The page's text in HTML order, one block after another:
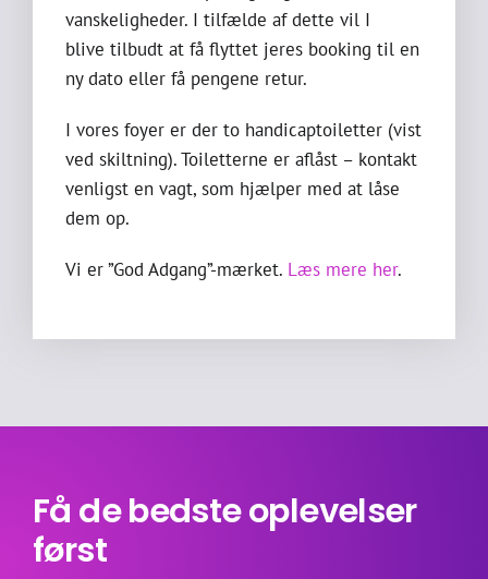
vanskeligheder. I tilfælde af dette vil I
blive tilbudt at få flyttet jeres booking til en
ny dato eller få pengene retur.
I vores foyer er der to handicaptoiletter (vist
ved skiltning). Toiletterne er aflåst – kontakt
venligst en vagt, som hjælper med at låse
dem op.
Vi er ”God Adgang”-mærket. Læs mere her.
Få de bedste oplevelser
først